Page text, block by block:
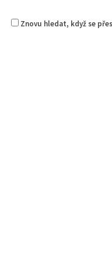
Znovu hledat, když se